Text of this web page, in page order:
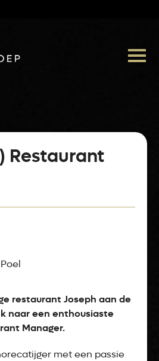
Restaurant
restaurant Joseph aan de
naar een enthousiaste
Manager.
met een passie